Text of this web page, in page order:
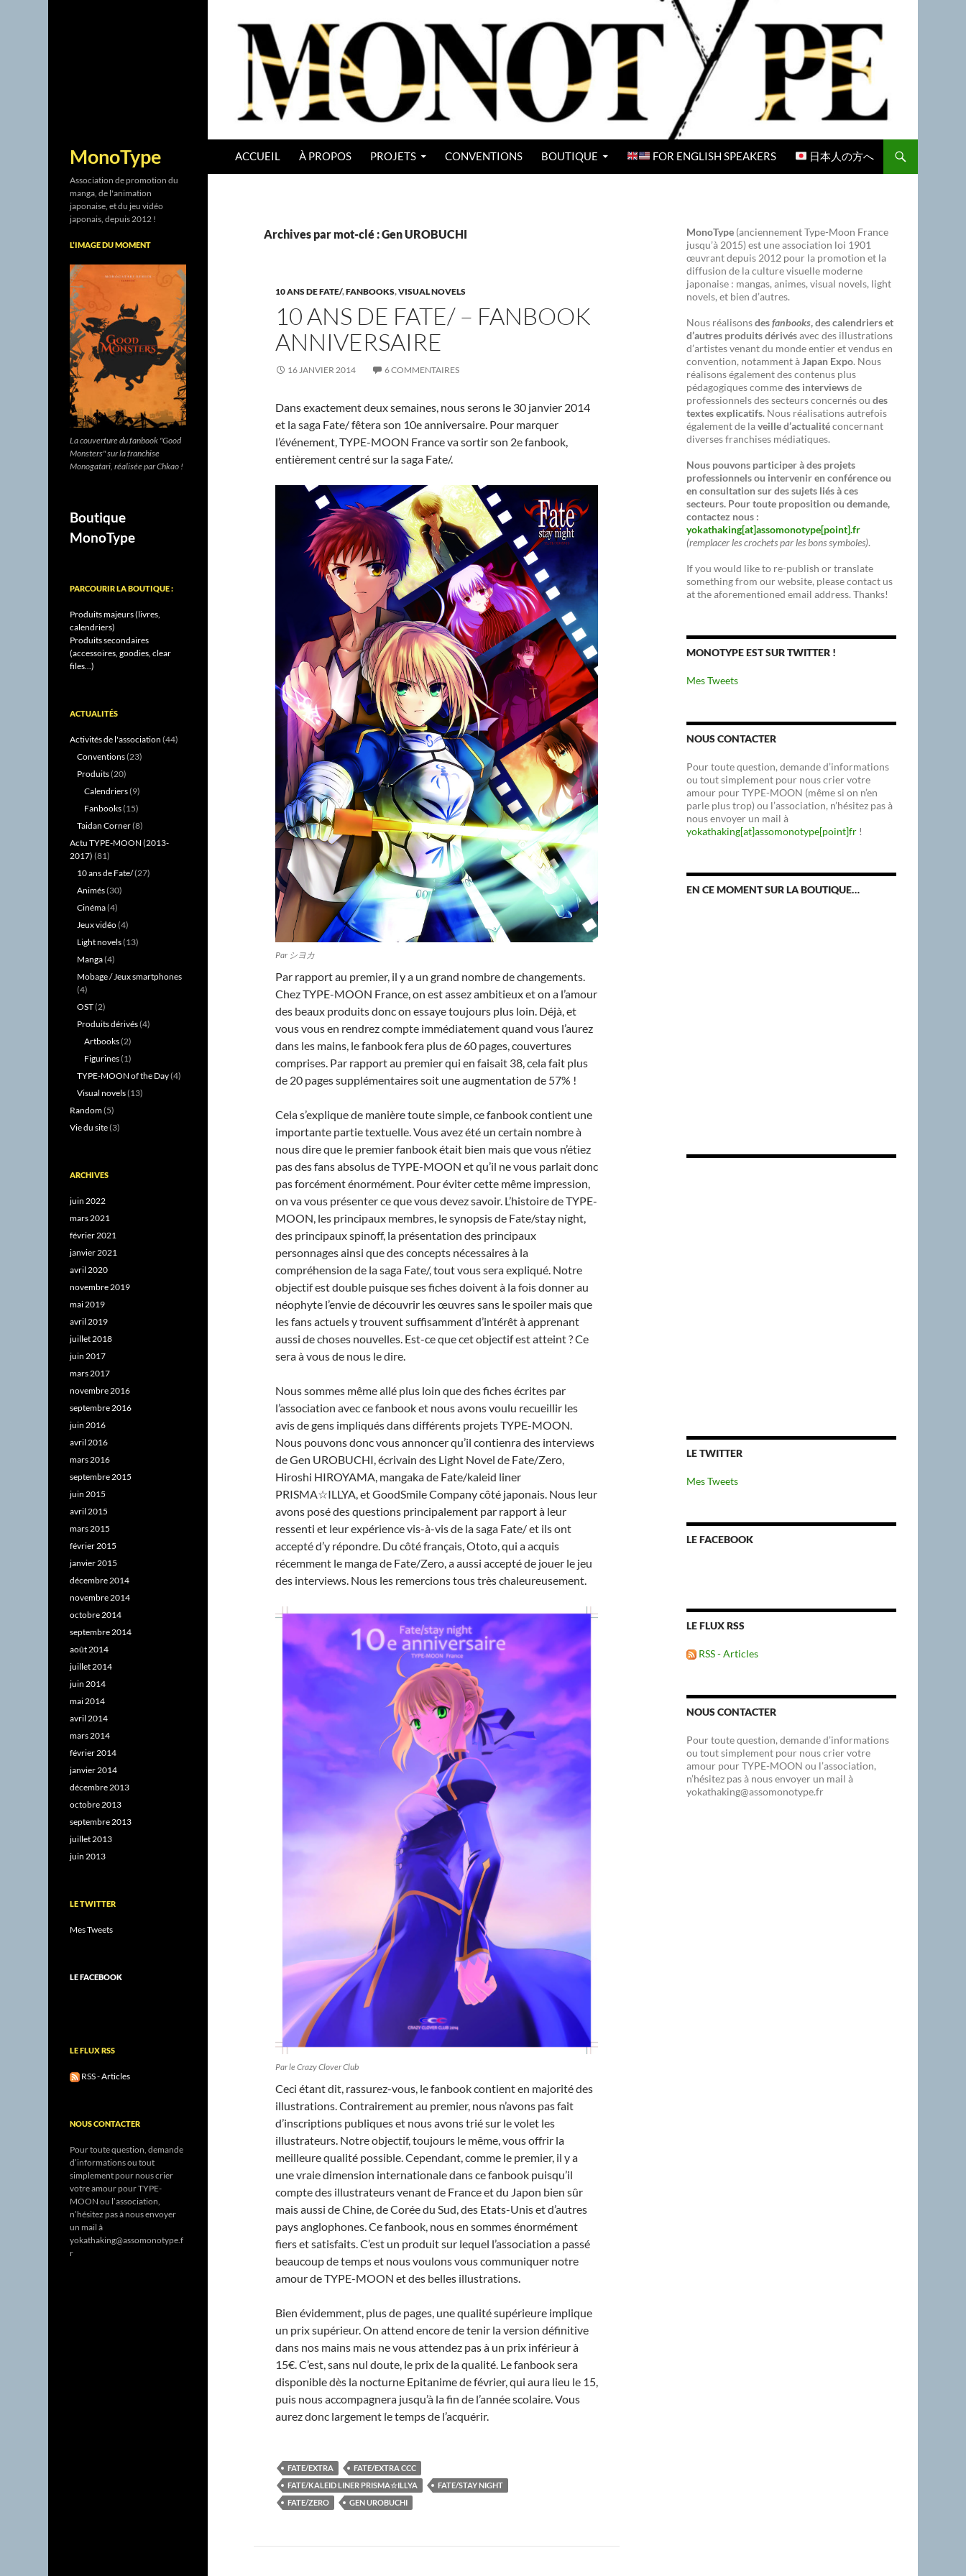
MonoType ACCUEIL À PROPOS PROJETS CONVENTIONS BOUTIQUE FOR ENGLISH SPEAKERS 日本人の方へ
Archives par mot-clé : Gen UROBUCHI
10 ANS DE FATE/,FANBOOKS,VISUAL NOVELS
10 ANS DE FATE/ – FANBOOK
ANNIVERSAIRE
16 JANVIER 2014 6 COMMENTAIRES
Dans exactement deux semaines, nous serons le 30 janvier 2014
et la saga Fate/ fêtera son 10e anniversaire. Pour marquer
l’événement, TYPE-MOON France va sortir son 2e fanbook,
entièrement centré sur la saga Fate/.
Par シヨカ
Par rapport au premier, il y a un grand nombre de changements.
Chez TYPE-MOON France, on est assez ambitieux et on a l’amour
des beaux produits donc on essaye toujours plus loin. Déjà, et
vous vous en rendrez compte immédiatement quand vous l’aurez
dans les mains, le fanbook fera plus de 60 pages, couvertures
comprises. Par rapport au premier qui en faisait 38, cela fait plus
de 20 pages supplémentaires soit une augmentation de 57% !
Cela s’explique de manière toute simple, ce fanbook contient une
importante partie textuelle. Vous avez été un certain nombre à
nous dire que le premier fanbook était bien mais que vous n’étiez
pas des fans absolus de TYPE-MOON et qu’il ne vous parlait donc
pas forcément énormément. Pour éviter cette même impression,
on va vous présenter ce que vous devez savoir. L’histoire de TYPE-
MOON, les principaux membres, le synopsis de Fate/stay night,
des principaux spinoff, la présentation des principaux
personnages ainsi que des concepts nécessaires à la
compréhension de la saga Fate/, tout vous sera expliqué. Notre
objectif est double puisque ses fiches doivent à la fois donner au
néophyte l’envie de découvrir les œuvres sans le spoiler mais que
les fans actuels y trouvent suffisamment d’intérêt à apprenant
aussi de choses nouvelles. Est-ce que cet objectif est atteint ? Ce
sera à vous de nous le dire.
Nous sommes même allé plus loin que des fiches écrites par
l’association avec ce fanbook et nous avons voulu recueillir les
avis de gens impliqués dans différents projets TYPE-MOON.
Nous pouvons donc vous annoncer qu’il contienra des interviews
de Gen UROBUCHI, écrivain des Light Novel de Fate/Zero,
Hiroshi HIROYAMA, mangaka de Fate/kaleid liner
PRISMA☆ILLYA, et GoodSmile Company côté japonais. Nous leur
avons posé des questions principalement par rapport à leur
ressenti et leur expérience vis-à-vis de la saga Fate/ et ils ont
accepté d’y répondre. Du côté français, Ototo, qui a acquis
récemment le manga de Fate/Zero, a aussi accepté de jouer le jeu
des interviews. Nous les remercions tous très chaleureusement.
Par le Crazy Clover Club
Ceci étant dit, rassurez-vous, le fanbook contient en majorité des
illustrations. Contrairement au premier, nous n’avons pas fait
d’inscriptions publiques et nous avons trié sur le volet les
illustrateurs. Notre objectif, toujours le même, vous offrir la
meilleure qualité possible. Cependant, comme le premier, il y a
une vraie dimension internationale dans ce fanbook puisqu’il
compte des illustrateurs venant de France et du Japon bien sûr
mais aussi de Chine, de Corée du Sud, des Etats-Unis et d’autres
pays anglophones. Ce fanbook, nous en sommes énormément
fiers et satisfaits. C’est un produit sur lequel l’association a passé
beaucoup de temps et nous voulons vous communiquer notre
amour de TYPE-MOON et des belles illustrations.
Bien évidemment, plus de pages, une qualité supérieure implique
un prix supérieur. On attend encore de tenir la version définitive
dans nos mains mais ne vous attendez pas à un prix inférieur à
15€. C’est, sans nul doute, le prix de la qualité. Le fanbook sera
disponible dès la nocturne Epitanime de février, qui aura lieu le 15,
puis nous accompagnera jusqu’à la fin de l’année scolaire. Vous
aurez donc largement le temps de l’acquérir.
FATE/EXTRA
FATE/EXTRA CCC
FATE/KALEID LINER PRISMA☆ILLYA
FATE/STAY NIGHT
FATE/ZERO
GEN UROBUCHI
MonoType (anciennement Type-Moon France
jusqu’à 2015) est une association loi 1901
œuvrant depuis 2012 pour la promotion et la
diffusion de la culture visuelle moderne
japonaise : mangas, animes, visual novels, light
novels, et bien d’autres.
Nous réalisonsdesfanbooks, des calendriers et
d’autres produits dérivésavec des illustrations
d’artistes venant du monde entier et vendus en
convention, notamment à Japan Expo. Nous
réalisons également des contenus plus
pédagogiques commedes interviewsde
professionnels des secteurs concernés oudes
textes explicatifs. Nous réalisations autrefois
également de laveille d’actualitéconcernant
diverses franchises médiatiques.
Nous pouvons participer à des projets
professionnels ou intervenir en conférence ou
en consultation sur des sujets liés à ces
secteurs. Pour toute proposition ou demande,
contactez nous :
yokathaking[at]assomonotype[point].fr
(remplacer les crochets par les bons symboles).
If you would like to re-publish or translate
something from our website, please contact us
at the aforementioned email address. Thanks!
MONOTYPE EST SUR TWITTER !
Mes Tweets
NOUS CONTACTER
Pour toute question, demande d’informations
ou tout simplement pour nous crier votre
amour pour TYPE-MOON (même si on n’en
parle plus trop) ou l’association, n’hésitez pas à
nous envoyer un mail à
yokathaking[at]assomonotype[point]fr !
EN CE MOMENT SUR LA BOUTIQUE…
LE TWITTER
Mes Tweets
LE FACEBOOK
LE FLUX RSS
RSS - Articles
NOUS CONTACTER
Pour toute question, demande d’informations
ou tout simplement pour nous crier votre
amour pour TYPE-MOON ou l’association,
n’hésitez pas à nous envoyer un mail à
yokathaking@assomonotype.fr
Association de promotion du
manga, de l'animation
japonaise, et du jeu vidéo
japonais, depuis 2012 !
L’IMAGE DU MOMENT
La couverture du fanbook "Good
Monsters" sur la franchise
Monogatari, réalisée par Chkao !
Boutique
MonoType
PARCOURIR LA BOUTIQUE :
Produits majeurs (livres,
calendriers)
Produits secondaires
(accessoires, goodies, clear
files...)
ACTUALITÉS
Activités de l'association (44)
Conventions(23)
Produits(20)
Calendriers(9)
Fanbooks(15)
Taidan Corner(8)
Actu TYPE-MOON (2013-
2017) (81)
10 ans de Fate/(27)
Animés(30)
Cinéma(4)
Jeux vidéo(4)
Light novels(13)
Manga(4)
Mobage / Jeux smartphones
(4)
OST(2)
Produits dérivés(4)
Artbooks(2)
Figurines(1)
TYPE-MOON of the Day(4)
Visual novels(13)
Random(5)
Vie du site(3)
ARCHIVES
juin 2022
mars 2021
février 2021
janvier 2021
avril 2020
novembre 2019
mai 2019
avril 2019
juillet 2018
juin 2017
mars 2017
novembre 2016
septembre 2016
juin 2016
avril 2016
mars 2016
septembre 2015
juin 2015
avril 2015
mars 2015
février 2015
janvier 2015
décembre 2014
novembre 2014
octobre 2014
septembre 2014
août 2014
juillet 2014
juin 2014
mai 2014
avril 2014
mars 2014
février 2014
janvier 2014
décembre 2013
octobre 2013
septembre 2013
juillet 2013
juin 2013
LE TWITTER
Mes Tweets
LE FACEBOOK
LE FLUX RSS
RSS - Articles
NOUS CONTACTER
Pour toute question, demande
d’informations ou tout
simplement pour nous crier
votre amour pour TYPE-
MOON ou l’association,
n’hésitez pas à nous envoyer
un mail à
yokathaking@assomonotype.f
r